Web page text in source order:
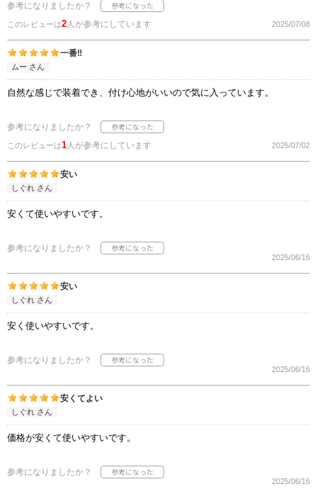
参考になりましたか？
このレビューは2人が参考にしています 2025/07/08
一番‼
ムー さん
自然な感じで装着でき、付け心地がいいので気に入っています。
参考になりましたか？
このレビューは1人が参考にしています 2025/07/02
安い
しぐれ さん
安くて使いやすいです。
参考になりましたか？
2025/06/16
安い
しぐれ さん
安く使いやすいです。
参考になりましたか？
2025/06/16
安くてよい
しぐれ さん
価格が安くて使いやすいです。
参考になりましたか？
2025/06/16